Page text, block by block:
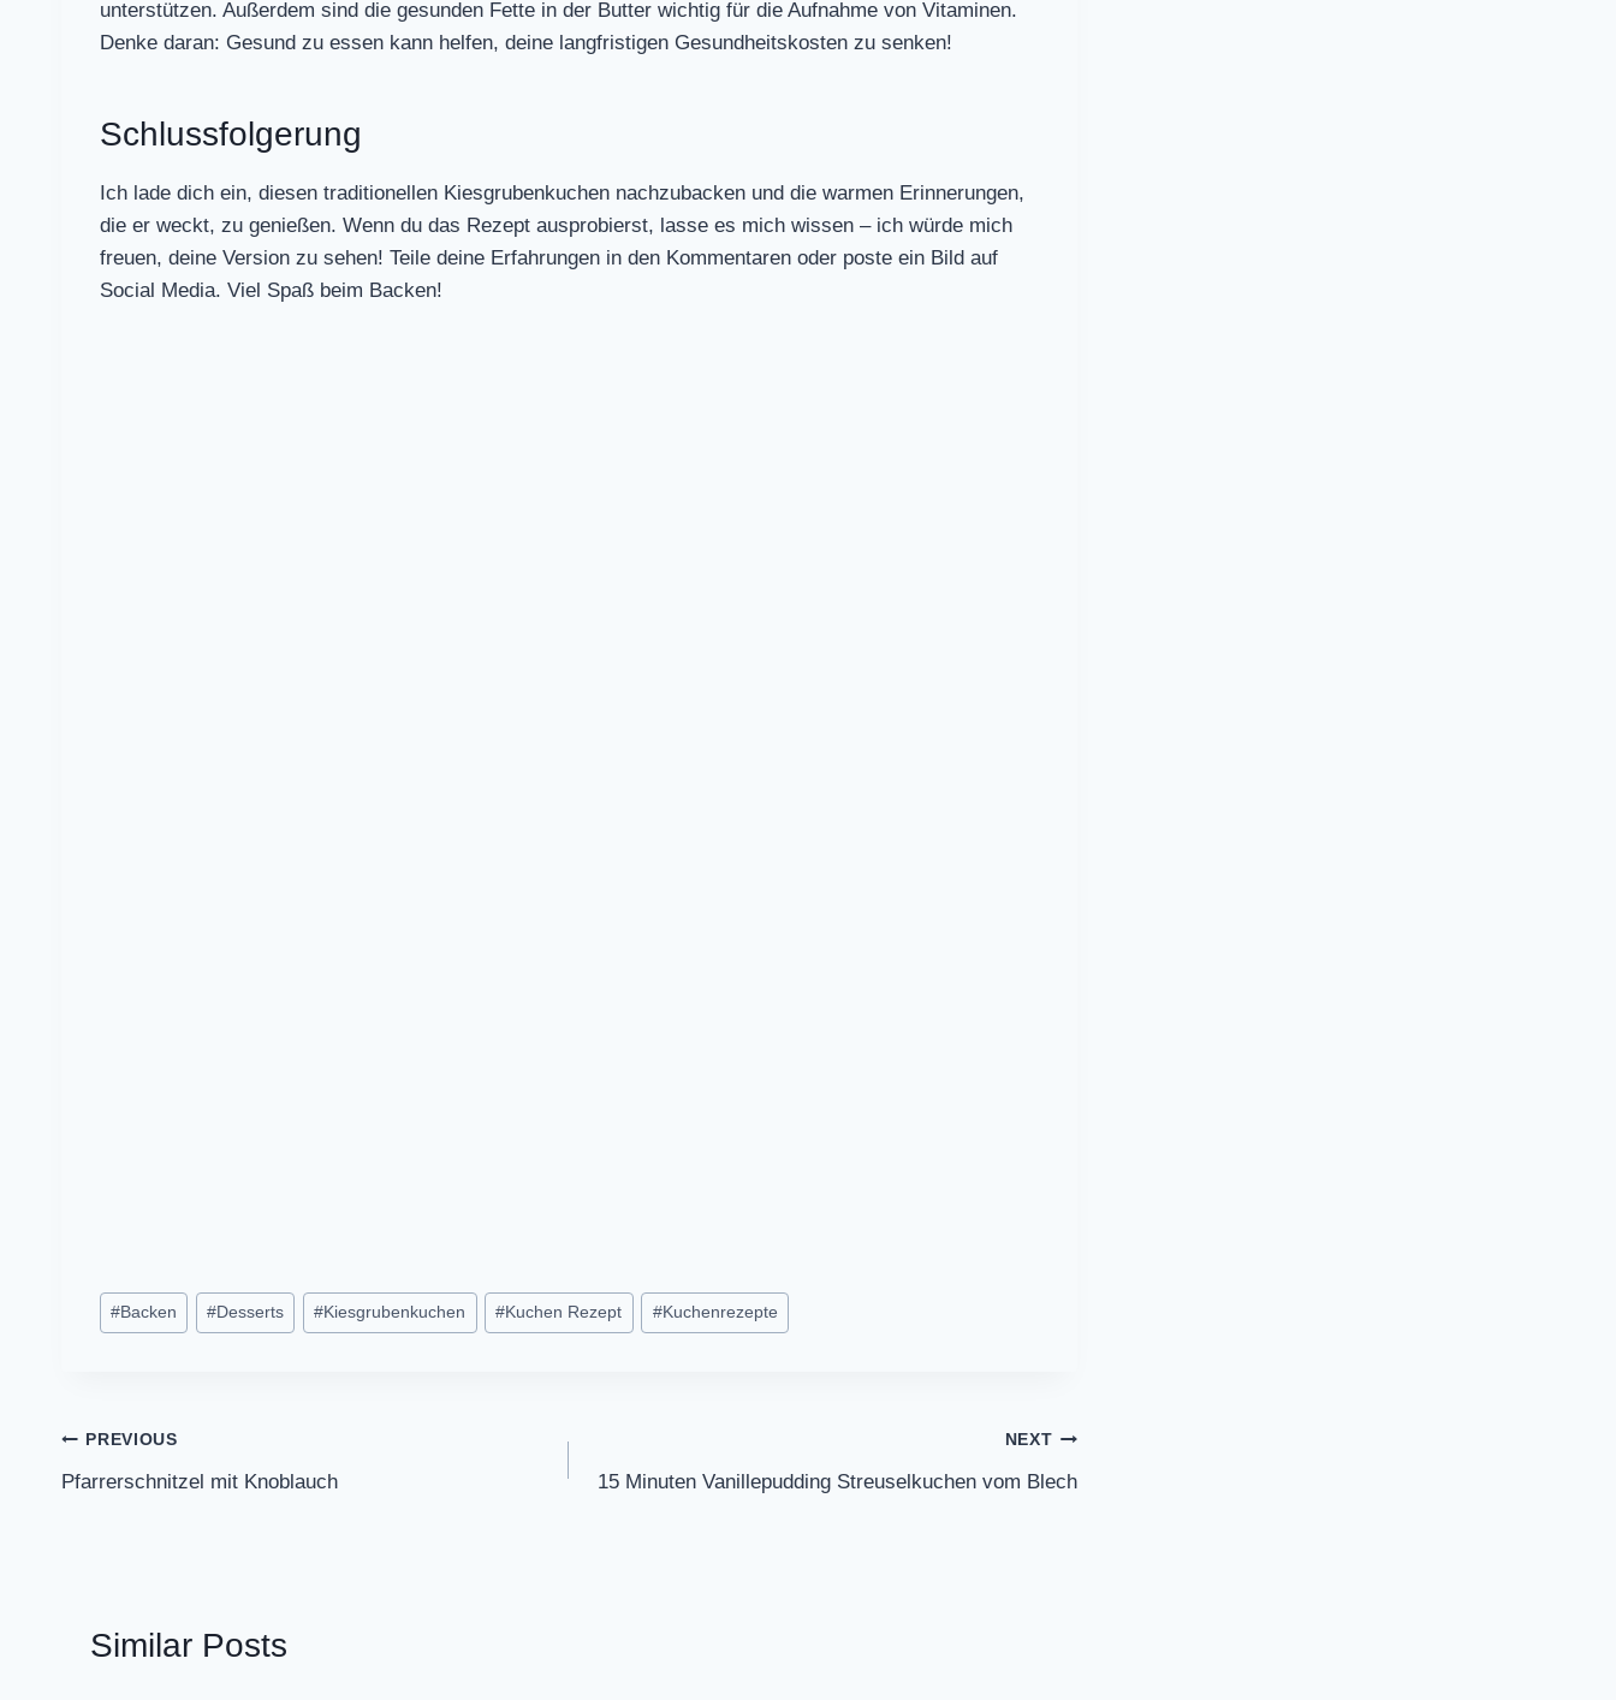
unterstützen. Außerdem sind die gesunden Fette in der Butter wichtig für die Aufnahme von Vitaminen.
Denke daran: Gesund zu essen kann helfen, deine langfristigen Gesundheitskosten zu senken!
Schlussfolgerung
Ich lade dich ein, diesen traditionellen Kiesgrubenkuchen nachzubacken und die warmen Erinnerungen,
die er weckt, zu genießen. Wenn du das Rezept ausprobierst, lasse es mich wissen – ich würde mich
freuen, deine Version zu sehen! Teile deine Erfahrungen in den Kommentaren oder poste ein Bild auf
Social Media. Viel Spaß beim Backen!
Post
Tags:
#Backen #Desserts #Kiesgrubenkuchen #Kuchen Rezept #Kuchenrezepte
Post
navigation
PREVIOUS
Pfarrerschnitzel mit Knoblauch
NEXT
15 Minuten Vanillepudding Streuselkuchen vom Blech
Similar Posts